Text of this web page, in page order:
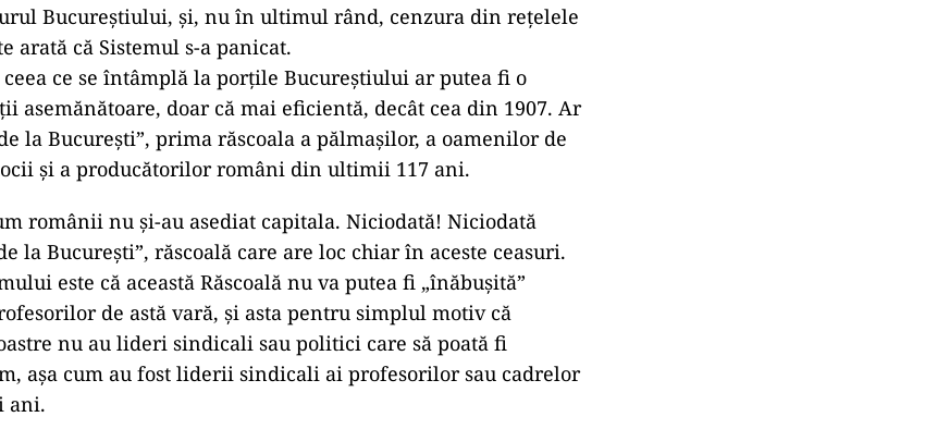
Bucureștiului, și, nu în ultimul rând, cenzura din rețelele
arată că Sistemul s-a panicat.
ce se întâmplă la porțile Bucureștiului ar putea fi o
asemănătoare, doar că mai eficientă, decât cea din 1907. Ar
la București”, prima răscoala a pălmașilor, a oamenilor de
și a producătorilor români din ultimii 117 ani.
românii nu și-au asediat capitala. Niciodată! Niciodată
la București”, răscoală care are loc chiar în aceste ceasuri.
este că această Răscoală nu va putea fi „înăbușită”
de astă vară, și asta pentru simplul motiv că
nu au lideri sindicali sau politici care să poată fi
așa cum au fost liderii sindicali ai profesorilor sau cadrelor
ani.